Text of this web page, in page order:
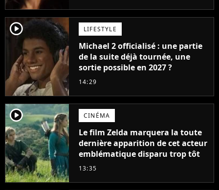
player2 LIFESTYLE
Michael 2 officialisé : une partie
de la suite déjà tournée, une
sortie possible en 2027 ?
14:29
player2 CINÉMA
Le film Zelda marquera la toute
dernière apparition de cet acteur
emblématique disparu trop tôt
13:35